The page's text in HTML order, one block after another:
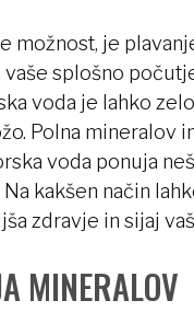
možnost, je
vaše splošno
voda je lahko
Polna mineralov
voda ponuja
kakšen način
zdravje in sijaj
MINERALOV